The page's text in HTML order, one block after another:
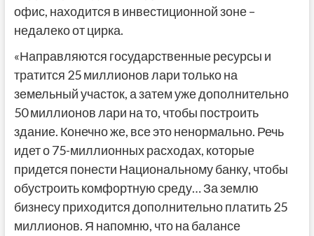
офис, находится в инвестиционной зоне –
недалеко от цирка.
«Направляются государственные ресурсы и
тратится 25 миллионов лари только на
земельный участок, а затем уже дополнительно
50 миллионов лари на то, чтобы построить
здание. Конечно же, все это ненормально. Речь
идет о 75-миллионных расходах, которые
придется понести Национальному банку, чтобы
обустроить комфортную среду… За землю
бизнесу приходится дополнительно платить 25
миллионов. Я напомню, что на балансе